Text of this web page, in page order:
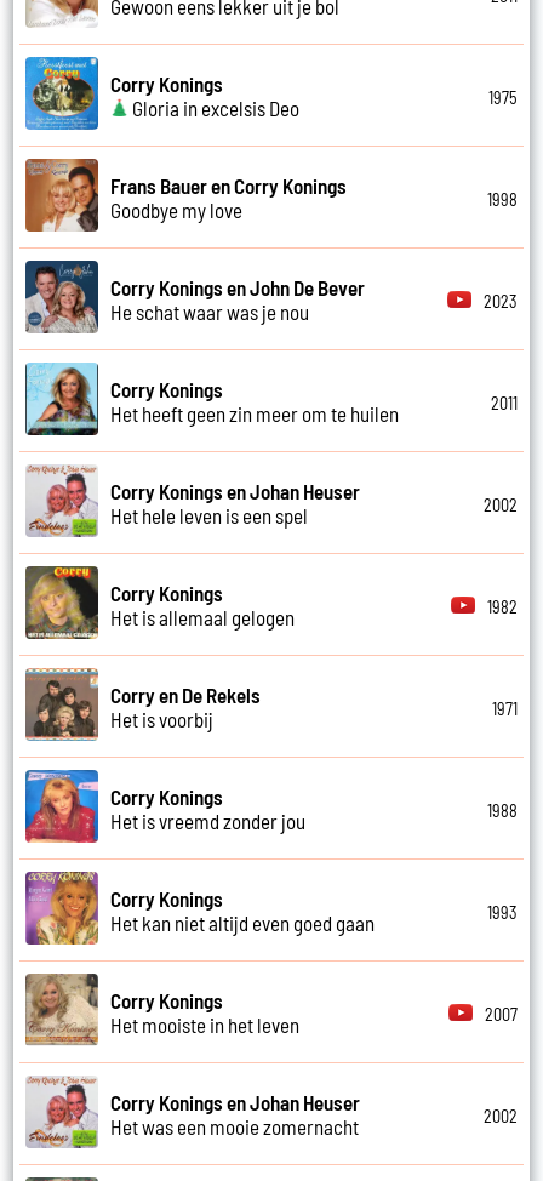
Gewoon eens lekker uit je bol
Corry Konings
Gloria in excelsis Deo
1975
Frans Bauer en Corry Konings
Goodbye my love
1998
Corry Konings en John De Bever
He schat waar was je nou
2023
Corry Konings
Het heeft geen zin meer om te huilen
2011
Corry Konings en Johan Heuser
Het hele leven is een spel
2002
Corry Konings
Het is allemaal gelogen
1982
Corry en De Rekels
Het is voorbij
1971
Corry Konings
Het is vreemd zonder jou
1988
Corry Konings
Het kan niet altijd even goed gaan
1993
Corry Konings
Het mooiste in het leven
2007
Corry Konings en Johan Heuser
Het was een mooie zomernacht
2002